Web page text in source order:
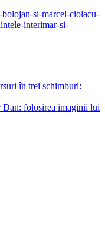
si-marcel-ciolacu-
interimar-si-
în trei schimburi:
folosirea imaginii lui